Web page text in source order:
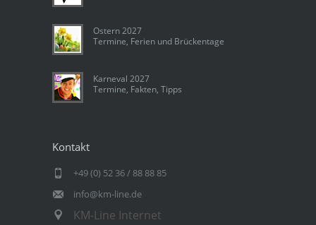
Ostern 2027
Termine, Ferien und Brückentage
Karneval 2027
Termine, Fakten, Tipps
Kontakt
+49 (0) 52 36 / 88 88 85
info@km-line.de
KM-Line Internet